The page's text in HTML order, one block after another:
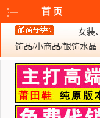
首 页
女装
饰品/小商品/银饰水晶